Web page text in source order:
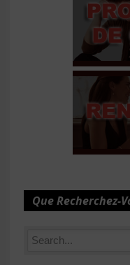
Que Recherchez-